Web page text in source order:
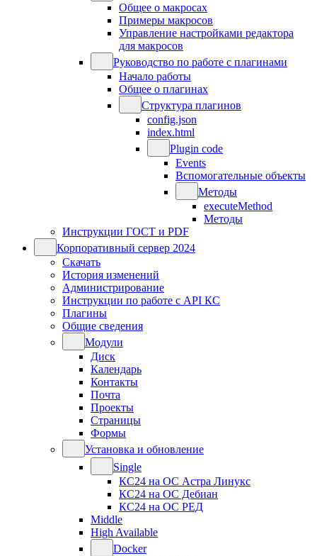
Общее о макросах
Примеры макросов
Управление настройками редактора
для макросов
Руководство по работе с плагинами
Начало работы
Общее о плагинах
Структура плагинов
config.json
index.html
Plugin code
Events
Вспомогательные объекты
Методы
executeMethod
Методы
Инструкции ГОСТ и PDF
Корпоративный сервер 2024
Скачать
История изменений
Администрирование
Инструкции по работе с API КС
Плагины
Общие сведения
Модули
Диск
Календарь
Контакты
Почта
Проекты
Страницы
Формы
Установка и обновление
Single
КС24 на ОС Астра Линукс
КС24 на ОС Дебиан
КС24 на ОС РЕД
Middle
High Available
Docker